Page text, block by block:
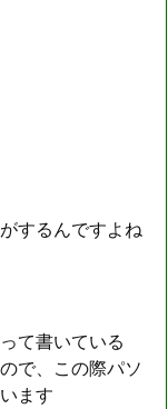
するんですよね
て書いている
で、この際パソ
ます